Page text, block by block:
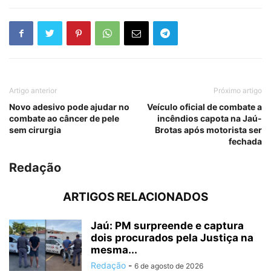
Artigo anterior
Novo adesivo pode ajudar no
combate ao câncer de pele
sem cirurgia
Próximo artigo
Veículo oficial de combate a
incêndios capota na Jaú-
Brotas após motorista ser
fechada
Redação
ARTIGOS RELACIONADOS
Jaú: PM surpreende e captura
dois procurados pela Justiça na
mesma...
Redação - 6 de agosto de 2026